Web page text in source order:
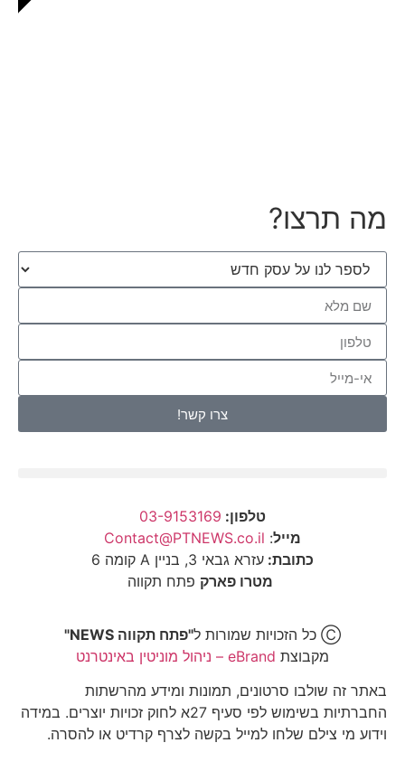
מה תרצו?
צרו קשר!
טלפון: 03-9153169
מייל:
Contact@PTNEWS.co.il
כתובת: עזרא גבאי 3, בניין A קומה 6
מטרו פארק פתח תקווה
Ⓒ כל הזכויות שמורות ל
"פתח תקווה NEWS"
מקבוצת eBrand – ניהול מוניטין באינטרנט
באתר זה שולבו סרטונים, תמונות ומידע מהרשתות
החברתיות בשימוש לפי סעיף 27א לחוק זכויות יוצרים. במידה
וידוע מי צילם שלחו למייל בקשה לצרף קרדיט או להסרה.